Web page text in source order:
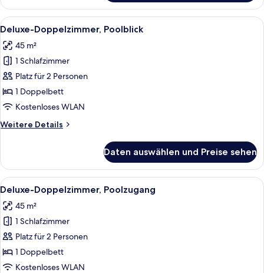
Twin
Pool
Access
Alle
Fotos
für
Deluxe-
Doppelzimmer,
Poolblick
anzeigen
Ein Hotelzimmer mit Bett,
9
Deluxe-Doppelzimmer, Poolblick
45 m²
1 Schlafzimmer
Platz für 2 Personen
1 Doppelbett
Kostenloses WLAN
Weitere Details
Weitere
Doppelzimmer,
Poolblick
Daten auswählen und Preise sehen
Alle
Fotos
für
Deluxe-
Doppelzimmer,
Poolzugang
anzeigen
Ein Hotelzimmer mit Bett,
8
Deluxe-Doppelzimmer, Poolzugang
45 m²
1 Schlafzimmer
Platz für 2 Personen
1 Doppelbett
Kostenloses WLAN